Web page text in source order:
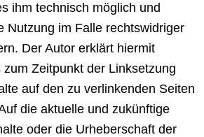
ihm technisch möglich und
Nutzung im Falle rechtswidriger
Der Autor erklärt hiermit
Zeitpunkt der Linksetzung
auf den zu verlinkenden Seiten
die aktuelle und zukünftige
oder die Urheberschaft der